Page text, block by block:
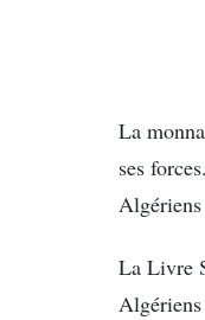
La
ses
La Livre